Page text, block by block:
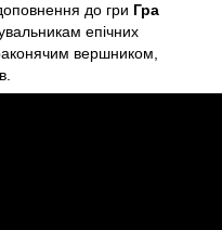
до гри Гра
епічних
вершником,